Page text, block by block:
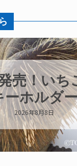
パラオオウ
イが交接
います
2026年8月7日